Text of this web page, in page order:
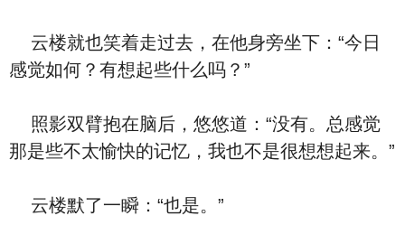
云楼就也笑着走过去，在他身旁坐下：“今日
感觉如何？有想起些什么吗？”
照影双臂抱在脑后，悠悠道：“没有。总感觉
那是些不太愉快的记忆，我也不是很想想起来。”
云楼默了一瞬：“也是。”